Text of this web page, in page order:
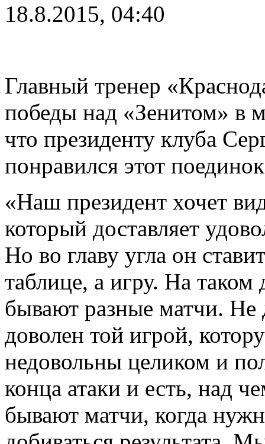
18.8.2015, 04:40
Главный тренер
победы над «Зенитом» в
что президенту клуба
понравился этот
«Наш президент хочет
который доставляет
Но во главу угла он
таблице, а игру. На
бывают разные матчи.
доволен той игрой,
недовольны целиком и
конца атаки и есть, над
бывают матчи, когда